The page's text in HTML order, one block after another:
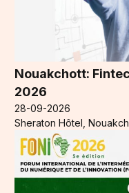
Nouakchott:
2026
28-09-2026
Sheraton Hôtel,